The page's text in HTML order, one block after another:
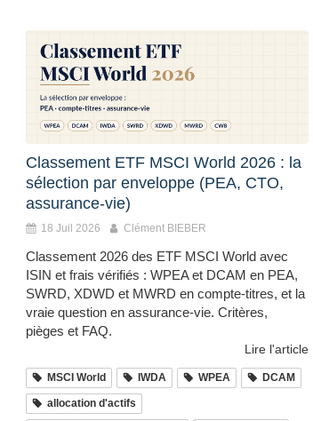
Classement ETF MSCI World 2026 : la
sélection par enveloppe (PEA, CTO,
assurance-vie)
18 Juil 2026 Clément BIEBER
Classement 2026 des ETF MSCI World avec
ISIN et frais vérifiés : WPEA et DCAM en PEA,
SWRD, XDWD et MWRD en compte-titres, et la
vraie question en assurance-vie. Critères,
pièges et FAQ.
Lire l'article
MSCI World IWDA WPEA DCAM
allocation d'actifs